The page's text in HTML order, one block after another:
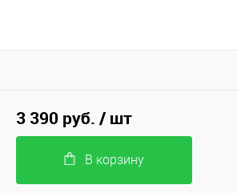
3 390 руб. / шт
В корзину